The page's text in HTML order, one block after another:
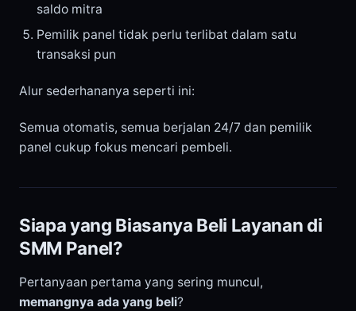
saldo mitra
Pemilik panel tidak perlu terlibat dalam satu
transaksi pun
Alur sederhananya seperti ini:
Semua otomatis, semua berjalan 24/7 dan pemilik
panel cukup fokus mencari pembeli.
Siapa yang Biasanya Beli Layanan di
SMM Panel?
Pertanyaan pertama yang sering muncul,
memangnya ada yang beli?